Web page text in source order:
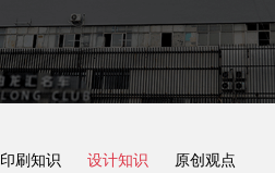
印刷知识 设计知识 原创观点